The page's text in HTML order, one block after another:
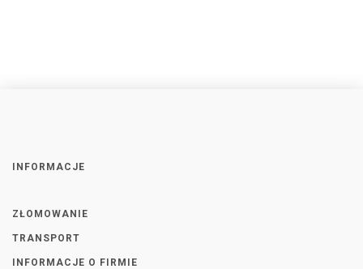
INFORMACJE
ZŁOMOWANIE
TRANSPORT
INFORMACJE O FIRMIE